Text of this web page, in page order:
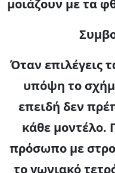
μοιάζουν με τα
Όταν επιλέγεις
υπόψη το
επειδή δεν
κάθε μοντέλο.
πρόσωπο με
το γωνιακό